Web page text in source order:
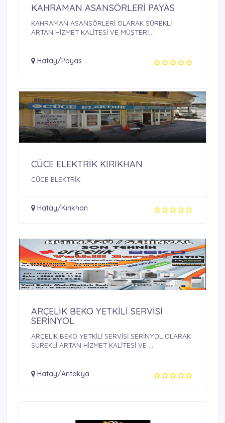
KAHRAMAN ASANSÖRLERİ PAYAS
KAHRAMAN ASANSÖRLERİ OLARAK SÜREKLİ
ARTAN HİZMET KALİTESİ VE MÜŞTERİ
Hatay/Payas
CÜCE ELEKTRİK KIRIKHAN
CÜCE ELEKTRİK
Hatay/Kırıkhan
ARÇELİK BEKO YETKİLİ SERVİSİ
SERİNYOL
ARÇELİK BEKO YETKİLİ SERVİSİ SERİNYOL OLARAK
SÜREKLİ ARTAN HİZMET KALİTESİ VE ...
Hatay/Antakya